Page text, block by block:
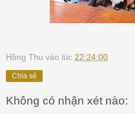
Hồng Thu vào lúc 22:24:00
Chia sẻ
Không có nhận xét nào: